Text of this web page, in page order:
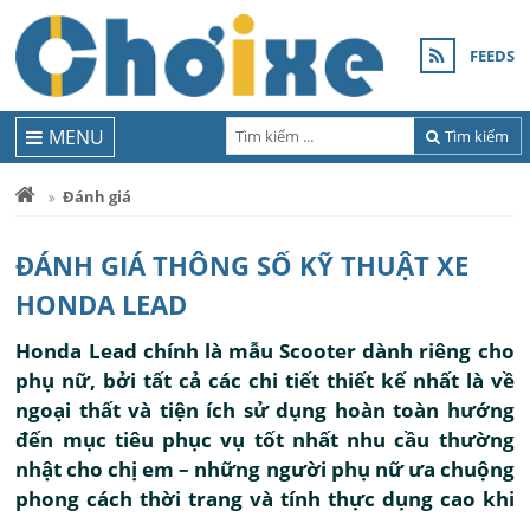
FEEDS
Tìm kiếm
MENU
Đánh giá
ĐÁNH GIÁ THÔNG SỐ KỸ THUẬT XE
HONDA LEAD
Honda Lead chính là mẫu Scooter dành riêng cho
phụ nữ, bởi tất cả các chi tiết thiết kế nhất là về
ngoại thất và tiện ích sử dụng hoàn toàn hướng
đến mục tiêu phục vụ tốt nhất nhu cầu thường
nhật cho chị em – những người phụ nữ ưa chuộng
phong cách thời trang và tính thực dụng cao khi